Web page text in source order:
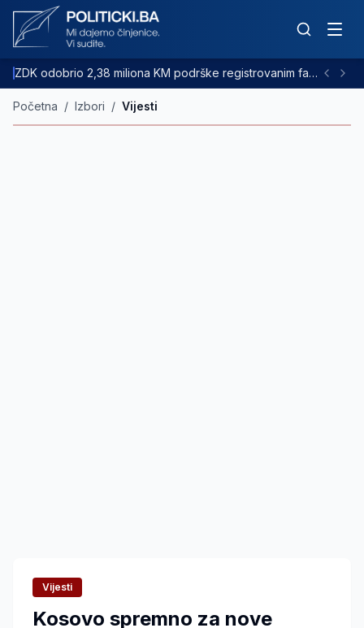
ZDK odobrio 2,38 miliona KM podrške registrovanim farmama goveda
Početna / Izbori / Vijesti
Vijesti
Kosovo spremno za nove